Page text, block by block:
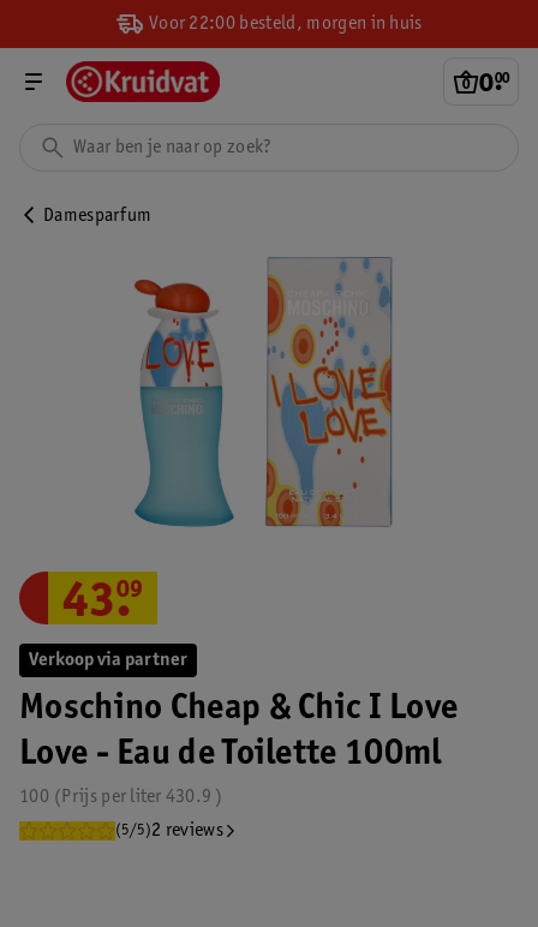
Voor 22:00 besteld, morgen in huis
0.
00
Damesparfum
Verkoop via partner
Moschino Cheap & Chic I Love
Love - Eau de Toilette 100ml
100 430.9
Prijs per liter
(5/5)2 reviews
43.
09